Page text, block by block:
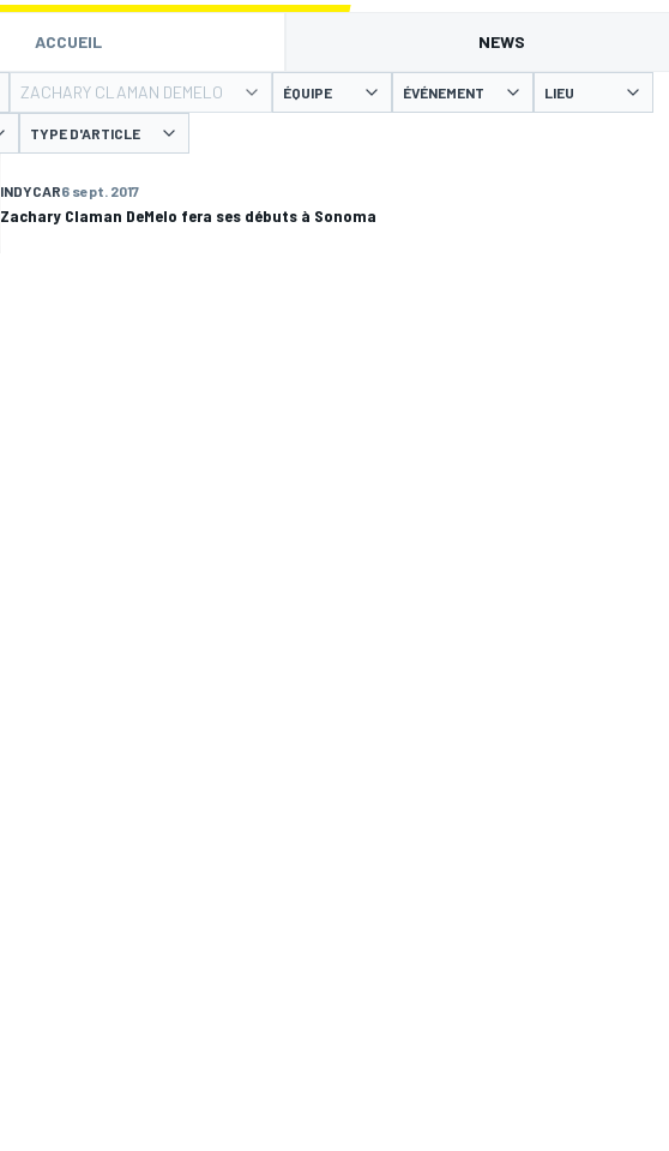
ACCUEIL NEWS
ZACHARY CLAMAN DEMELO ÉQUIPE ÉVÉNEMENT LIEU
TYPE D'ARTICLE
INDYCAR6 sept. 2017
Zachary Claman DeMelo fera ses débuts à Sonoma